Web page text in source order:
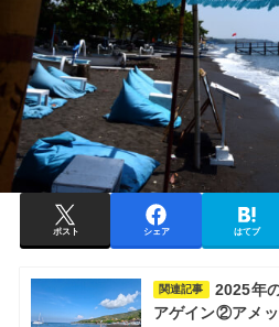
ポスト シェア はてブ
関連記事
2025年
アゲイン②アメ